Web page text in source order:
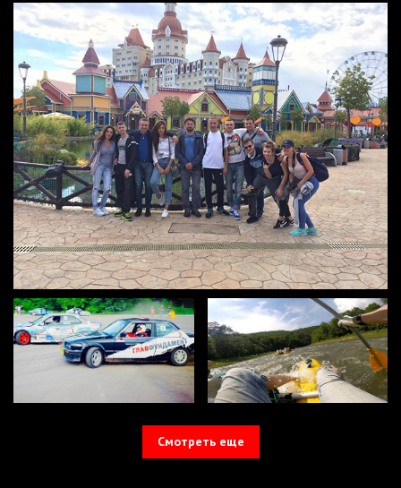
Смотреть еще